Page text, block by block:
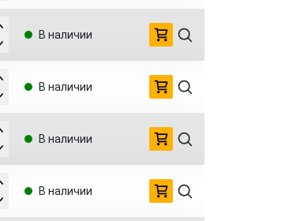
В наличии
В наличии
В наличии
В наличии